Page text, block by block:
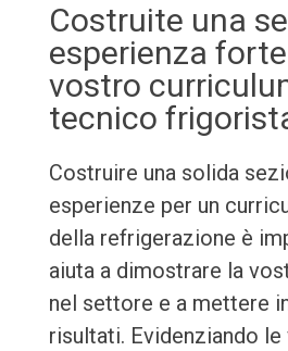
Costruite una
esperienza
vostro
tecnico
Costruire una solida
esperienze per un
della refrigerazione è
aiuta a dimostrare la
nel settore e a mettere
risultati. Evidenziando